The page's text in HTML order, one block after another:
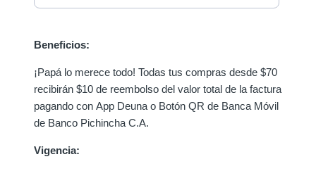
Beneficios:
¡Papá lo merece todo! Todas tus compras desde $70
recibirán $10 de reembolso del valor total de la factura
pagando con App Deuna o Botón QR de Banca Móvil
de Banco Pichincha C.A.
Vigencia: